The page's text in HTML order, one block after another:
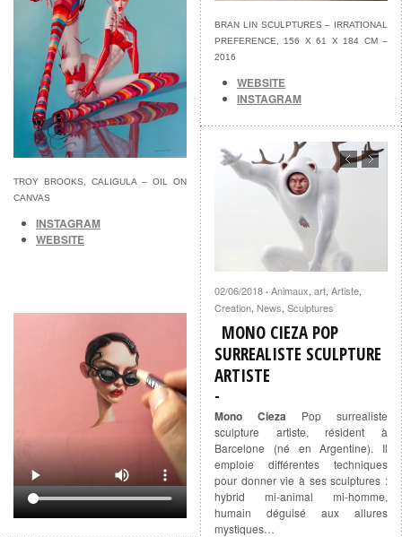
TROY BROOKS, CALIGULA – OIL ON
CANVAS
INSTAGRAM
WEBSITE
BRAN LIN SCULPTURES – IRRATIONAL
PREFERENCE, 156 X 61 X 184 CM –
2016
WEBSITE
INSTAGRAM
02/06/2018 · Animaux, art, Artiste,
Creation, News, Sculptures
MONO CIEZA POP
SURREALISTE SCULPTURE
ARTISTE
Mono Cieza Pop surrealiste
sculpture artiste, résident à
Barcelone (né en Argentine). Il
emploie différentes techniques
pour donner vie à ses sculptures :
hybrid mi-animal mi-homme,
humain déguisé aux allures
mystiques…